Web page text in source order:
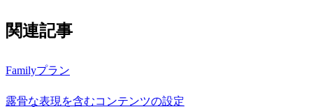
関連記事
Familyプラン
露骨な表現を含むコンテンツの設定